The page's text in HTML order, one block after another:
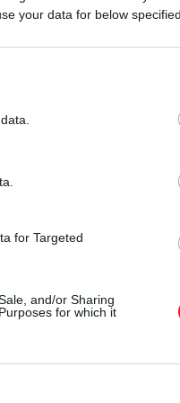
your data for below
for Targeted
and/or Sharing
for which it
és még az
lehetnek,
a…